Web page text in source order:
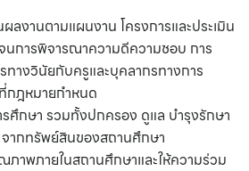
ลงานตามแผนงาน โครงการและประเมิน
การพิจารณาความดีความชอบ การ
างวินัยกับครูและบุคลากรทางการ
กฎหมายกำหนด
ศึกษา รวมทั้งปกครอง ดูแล บํารุงรักษา
จากทรัพย์สินของสถานศึกษา
าพภายในสถานศึกษาและให้ความร่วม